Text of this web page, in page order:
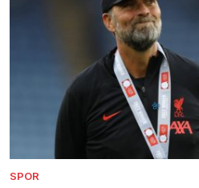
SPOR